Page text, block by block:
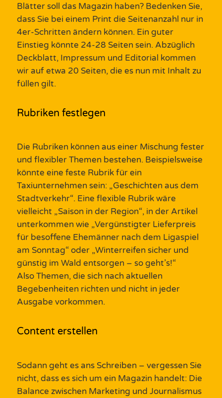
Blätter soll das Magazin haben? Bedenken Sie,
dass Sie bei einem Print die Seitenanzahl nur in
4er-Schritten ändern können. Ein guter
Einstieg könnte 24-28 Seiten sein. Abzüglich
Deckblatt, Impressum und Editorial kommen
wir auf etwa 20 Seiten, die es nun mit Inhalt zu
füllen gilt.
Rubriken festlegen
Die Rubriken können aus einer Mischung fester
und flexiblerThemen bestehen. Beispielsweise
könnte eine feste Rubrik für ein
Taxiunternehmen sein: „Geschichten aus dem
Stadtverkehr“. Eine flexible Rubrik wäre
vielleicht „Saison in der Region“, in der Artikel
unterkommen wie „Vergünstigter Lieferpreis
für besoffene Ehemänner nach dem Ligaspiel
am Sonntag“oder „Winterreifen sicher und
günstig im Wald entsorgen – so geht’s!“
AlsoThemen, die sich nach aktuellen
Begebenheiten richten und nicht in jeder
Ausgabe vorkommen.
Content erstellen
Sodann geht es ans Schreiben – vergessen Sie
nicht, dass es sich um ein Magazin handelt: Die
Balance zwischen Marketing und Journalismus